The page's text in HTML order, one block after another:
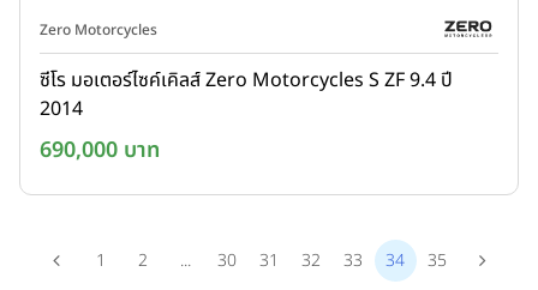
Zero Motorcycles
ซีโร มอเตอร์ไซค์เคิลส์ Zero Motorcycles S ZF 9.4 ปี
2014
690,000 บาท
1 2 ... 30 31 32 33 34 35